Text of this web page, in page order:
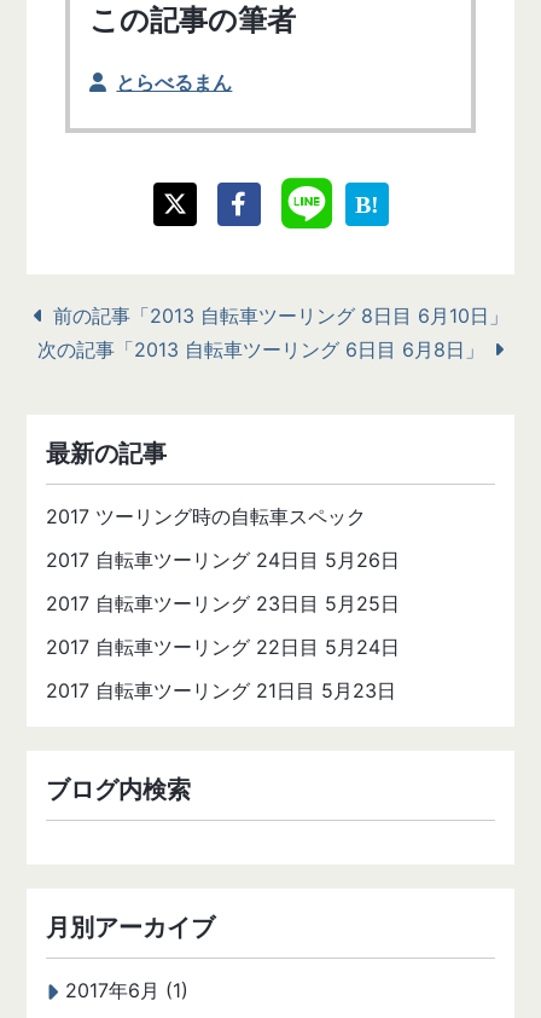
この記事の筆者
とらべるまん
前の記事「2013 自転車ツーリング 8日目 6月10日」
次の記事「2013 自転車ツーリング 6日目 6月8日」
最新の記事
2017 ツーリング時の自転車スペック
2017 自転車ツーリング 24日目 5月26日
2017 自転車ツーリング 23日目 5月25日
2017 自転車ツーリング 22日目 5月24日
2017 自転車ツーリング 21日目 5月23日
ブログ内検索
月別アーカイブ
2017年6月 (1)